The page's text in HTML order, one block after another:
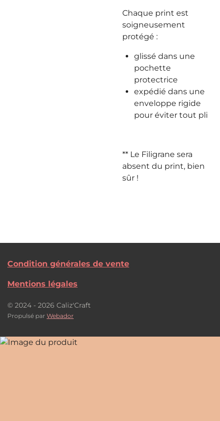
Chaque print est
soigneusement
protégé :
glissé dans une
pochette
protectrice
expédié dans une
enveloppe rigide
pour éviter tout pli
** Le Filigrane sera
absent du print, bien
sûr !
Condition générales de vente
Mentions légales
© 2024 - 2026 Caliz'Craft
Propulsé par Webador